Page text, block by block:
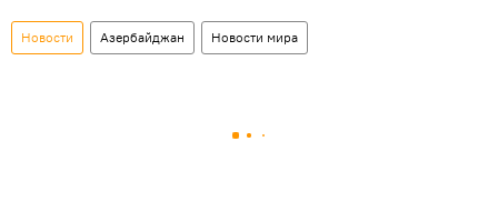
Новости Азербайджан Новости мира